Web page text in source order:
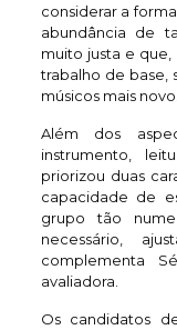
considerar a
abundância de
muito justa e
trabalho de base,
músicos mais
Além dos
instrumento,
priorizou duas
capacidade de
grupo tão
necessário,
complementa
avaliadora.
Os candidatos